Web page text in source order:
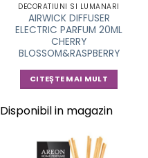
DECORATIUNI SI LUMANARI
AIRWICK DIFFUSER
ELECTRIC PARFUM 20ML
CHERRY
BLOSSOM&RASPBERRY
CITEȘTE MAI MULT
Disponibil in magazin